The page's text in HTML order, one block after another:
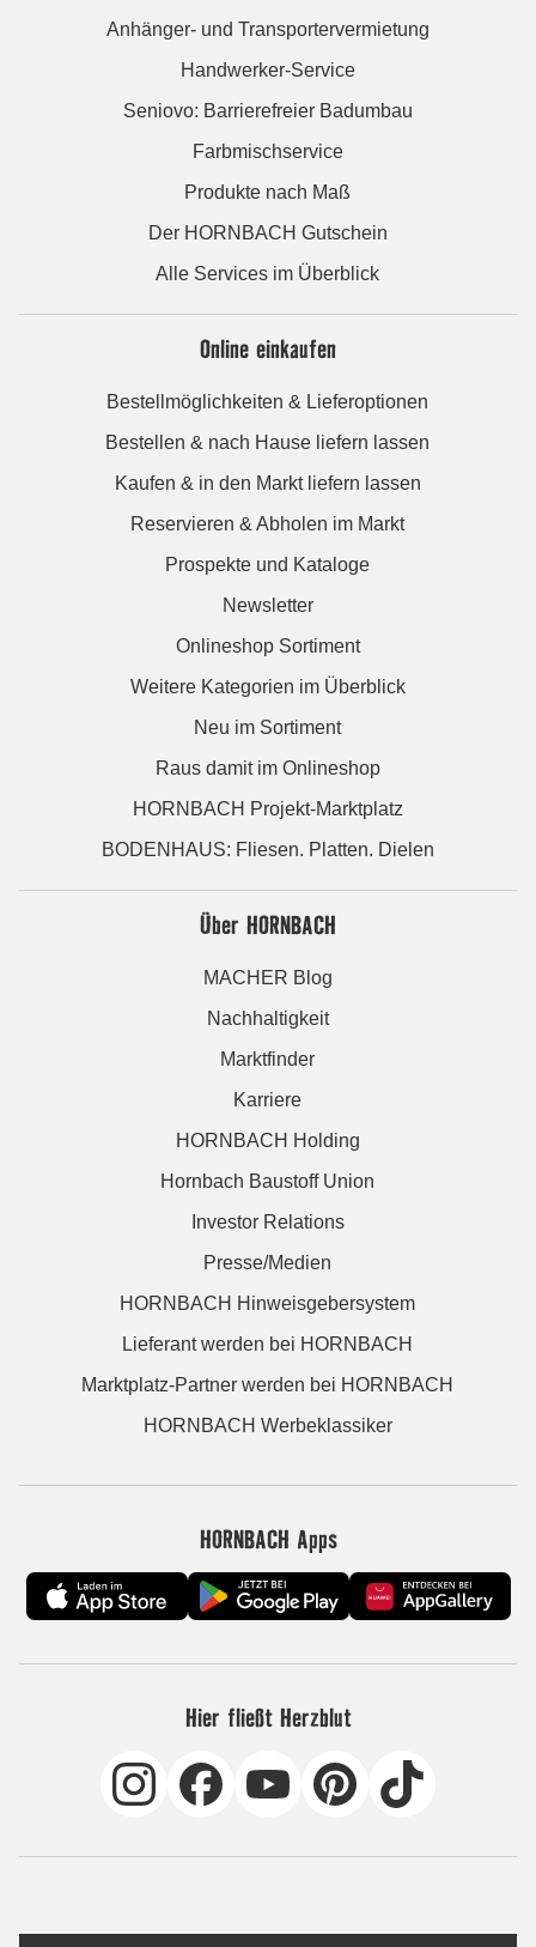
Anhänger- und Transportervermietung
Handwerker-Service
Seniovo: Barrierefreier Badumbau
Farbmischservice
Produkte nach Maß
Der HORNBACH Gutschein
Alle Services im Überblick
Online einkaufen
Bestellmöglichkeiten & Lieferoptionen
Bestellen & nach Hause liefern lassen
Kaufen & in den Markt liefern lassen
Reservieren & Abholen im Markt
Prospekte und Kataloge
Newsletter
Onlineshop Sortiment
Weitere Kategorien im Überblick
Neu im Sortiment
Raus damit im Onlineshop
HORNBACH Projekt-Marktplatz
BODENHAUS: Fliesen. Platten. Dielen
Über HORNBACH
MACHER Blog
Nachhaltigkeit
Marktfinder
Karriere
HORNBACH Holding
Hornbach Baustoff Union
Investor Relations
Presse/Medien
HORNBACH Hinweisgebersystem
Lieferant werden bei HORNBACH
Marktplatz-Partner werden bei HORNBACH
HORNBACH Werbeklassiker
HORNBACH Apps
Hier fließt Herzblut